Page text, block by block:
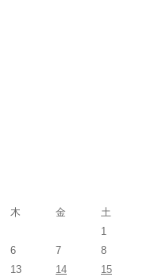
木 金
土
1
6 7
8
13 14
15